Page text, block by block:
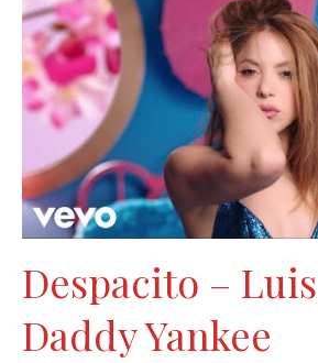
Despacito –
Daddy Yankee